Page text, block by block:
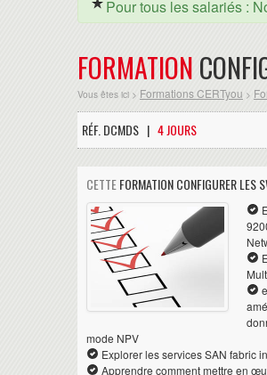
Pour tous les salariés :
FORMATION
Vous êtes ici > Formations CERTyou >
RÉF. DCMDS | 4 JOURS
CETTEFORMATION CONFIGURER
mode NPV
Explorer les services SAN fabric
Apprendre comment mettre en